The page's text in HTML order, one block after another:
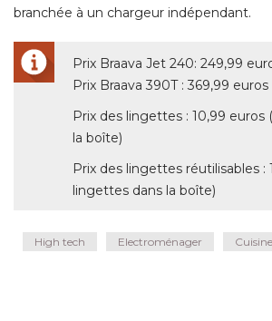
branchée à un chargeur indépendant.
Prix Braava Jet 240: 249,99
Prix Braava 390T : 369,99 euros
Prix des lingettes : 10,99 euros
la boîte)
Prix des lingettes réutilisables :
lingettes dans la boîte)
High tech Electroménager Cuisine